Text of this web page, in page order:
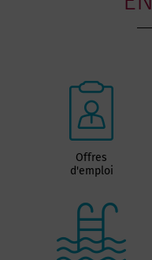
Offres
d'emploi